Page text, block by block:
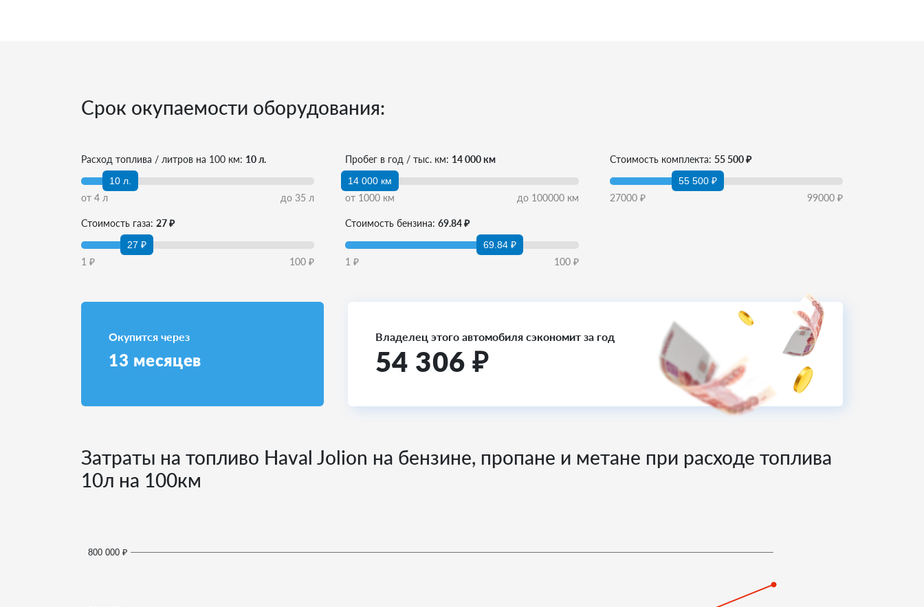
Срок окупаемости оборудования:
Расход топлива / литров на 100 км: 10 л.
10 л.
от 4 л до35 л
Пробег в год / тыс. км: 14 000 км
14 000 км
от 1000 км до 100000км
Стоимость комплекта: 55 500 ₽
55 500 ₽
27000₽ 99000₽
Стоимость газа: 27 ₽
27 ₽
1 ₽ 100 ₽
Стоимость бензина:69.84 ₽
69.84 ₽
1 ₽ 100₽
Окупится через
13 месяцев
Владелец этого автомобиля сэкономит за год
54 306 ₽
Затраты на топливо Haval Jolion на бензине, пропане и метане при расходе топлива
10л на 100км
800 000 ₽